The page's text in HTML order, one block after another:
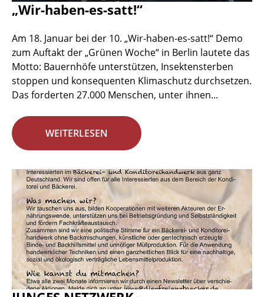
„Wir-haben-es-satt!“
Am 18. Januar bei der 10. „Wir-haben-es-satt!“ Demo
zum Auftakt der „Grünen Woche“ in Berlin lautete das
Motto: Bauernhöfe unterstützen, Insektensterben
stoppen und konsequenten Klimaschutz durchsetzen.
Das forderten 27.000 Menschen, unter ihnen...
WEITERLESEN